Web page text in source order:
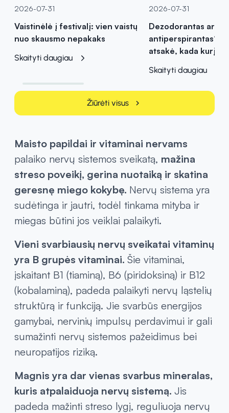
2026-07-31
Vaistinėlė į festivalį: vien vaistų
nuo skausmo nepakaks
Skaityti daugiau
2026-07-31
Dezodorantas ar
antiperspirantas?
atsakė, kada kurį
Skaityti daugiau
Žiūrėti visus chevron_right
Maisto papildai ir vitaminai nervams
palaiko nervų sistemos sveikatą, mažina
streso poveikį, gerina nuotaiką ir skatina
geresnę miego kokybę. Nervų sistema yra
sudėtinga ir jautri, todėl tinkama mityba ir
miegas būtini jos veiklai palaikyti.
Vieni svarbiausių nervų sveikatai vitaminų
yra B grupės vitaminai. Šie vitaminai,
įskaitant B1 (tiaminą), B6 (piridoksiną) ir B12
(kobalaminą), padeda palaikyti nervų ląstelių
struktūrą ir funkciją. Jie svarbūs energijos
gamybai, nervinių impulsų perdavimui ir gali
sumažinti nervų sistemos pažeidimus bei
neuropatijos riziką.
Magnis yra dar vienas svarbus mineralas,
kuris atpalaiduoja nervų sistemą. Jis
padeda mažinti streso lygį, reguliuoja nervų